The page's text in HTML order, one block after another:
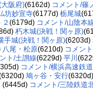
大阪府)(6162d) コメント/篠
坊妙宣寺(6177d) 栃尾城
(6179d) コメント/山陰本
朽木城(決戦！関ヶ原)
手城(決戦！関ヶ原)(6203d)
八尾・松原(6210d) コメン
ト/土讃線(6229d) 平川
コメント/横浜高速鉄道
鳩ヶ谷・安行(6320d)
(6445d) コメント/三陸鉄道